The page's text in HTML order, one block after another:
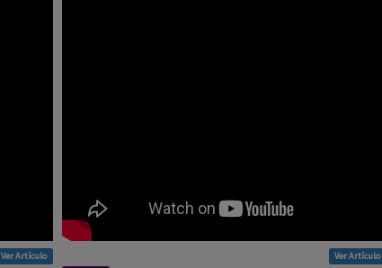
Ver Artículo
Ver Artículo